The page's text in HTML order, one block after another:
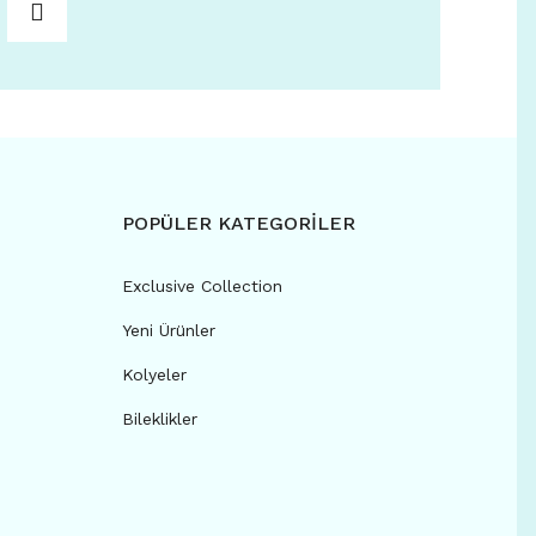
POPÜLER KATEGORİLER
Exclusive Collection
Yeni Ürünler
Kolyeler
Bileklikler